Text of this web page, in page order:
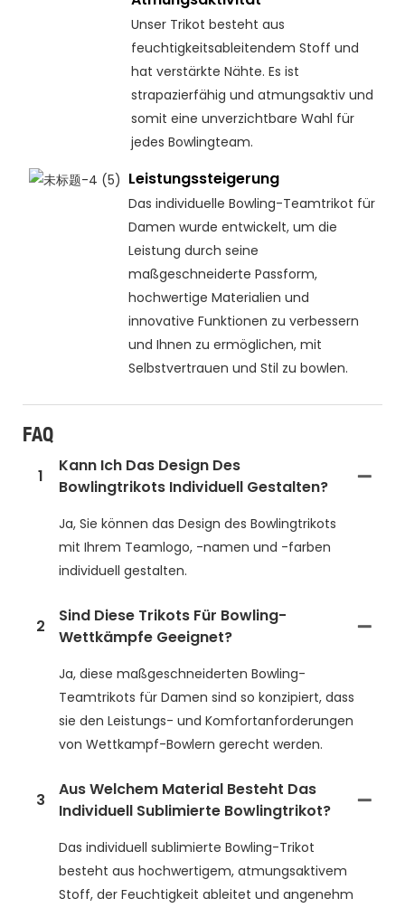
Unser Trikot besteht aus
feuchtigkeitsableitendem Stoff und
hat verstärkte Nähte. Es ist
strapazierfähig und atmungsaktiv und
somit eine unverzichtbare Wahl für
jedes Bowlingteam.
Leistungssteigerung
Das individuelle Bowling-Teamtrikot für
Damen wurde entwickelt, um die
Leistung durch seine
maßgeschneiderte Passform,
hochwertige Materialien und
innovative Funktionen zu verbessern
und Ihnen zu ermöglichen, mit
Selbstvertrauen und Stil zu bowlen.
FAQ
1
Kann Ich Das Design Des
Bowlingtrikots Individuell Gestalten?
Ja, Sie können das Design des Bowlingtrikots
mit Ihrem Teamlogo, -namen und -farben
individuell gestalten.
2
Sind Diese Trikots Für Bowling-
Wettkämpfe Geeignet?
Ja, diese maßgeschneiderten Bowling-
Teamtrikots für Damen sind so konzipiert, dass
sie den Leistungs- und Komfortanforderungen
von Wettkampf-Bowlern gerecht werden.
3
Aus Welchem Material Besteht Das
Individuell Sublimierte Bowlingtrikot?
Das individuell sublimierte Bowling-Trikot
besteht aus hochwertigem, atmungsaktivem
Stoff, der Feuchtigkeit ableitet und angenehm